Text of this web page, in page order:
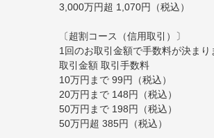
3,000万円超 1,070円（税込）
〔超割コース（信用取引）〕
1回のお取引金額で手数料が決まり
取引金額 取引手数料
10万円まで 99円（税込）
20万円まで 148円（税込）
50万円まで 198円（税込）
50万円超 385円（税込）